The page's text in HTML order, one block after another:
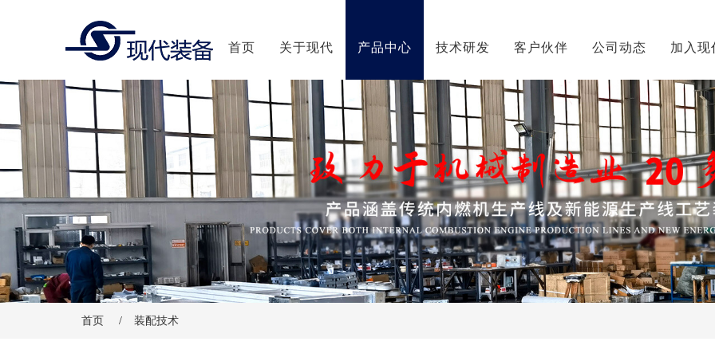
首页 关于现代 产品中心 技术研发 客户伙伴 公司动态 加入现
首页 / 装配技术